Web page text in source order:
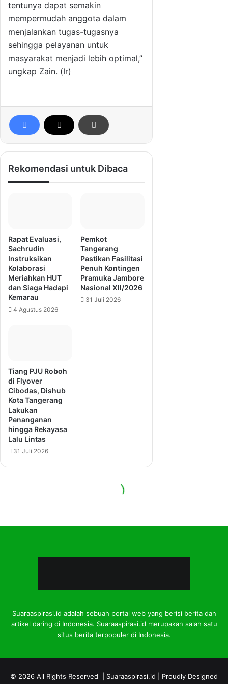
Suaraaspirasi.id adalah sebuah portal web yang berisi berita dan
artikel daring di Indonesia. Suaraaspirasi.id merupakan salah satu
situs berita terpopuler di Indonesia.
© 2026 All Rights Reserved | Suaraaspirasi.id | Proudly Designed